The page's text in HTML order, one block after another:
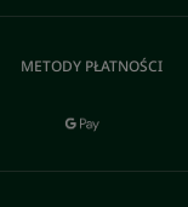
METODY PŁATNOŚCI